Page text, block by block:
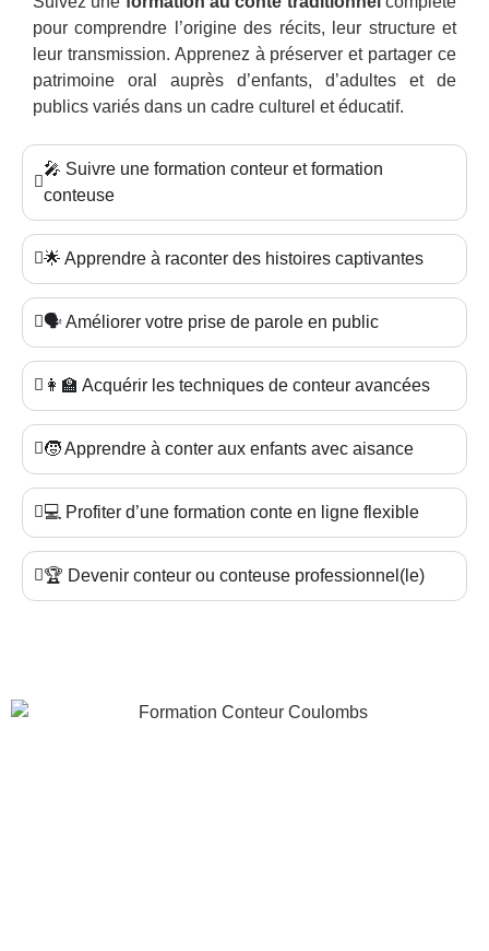
pour comprendre l’origine des récits, leur structure et
leur transmission. Apprenez à préserver et partager ce
patrimoine oral auprès d’enfants, d’adultes et de
publics variés dans un cadre culturel et éducatif.
🎤 Suivre une formation conteur et formation
conteuse
🌟 Apprendre à raconter des histoires captivantes
🗣️ Améliorer votre prise de parole en public
👩‍🏫 Acquérir les techniques de conteur avancées
🧒 Apprendre à conter aux enfants avec aisance
💻 Profiter d’une formation conte en ligne flexible
🏆 Devenir conteur ou conteuse professionnel(le)